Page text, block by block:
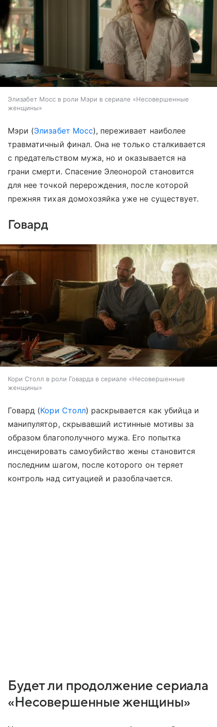
Элизабет Мосс в роли Мэри в сериале «Несовершенные
женщины»
Мэри (Элизабет Мосс), переживает наиболее
травматичный финал. Она не только сталкивается
с предательством мужа, но и оказывается на
грани смерти. Спасение Элеонорой становится
для нее точкой перерождения, после которой
прежняя тихая домохозяйка уже не существует.
Говард
Кори Столл в роли Говарда в сериале «Несовершенные
женщины»
Говард (Кори Столл) раскрывается как убийца и
манипулятор, скрывавший истинные мотивы за
образом благополучного мужа. Его попытка
инсценировать самоубийство жены становится
последним шагом, после которого он теряет
контроль над ситуацией и разоблачается.
Будет ли продолжение сериала
«Несовершенные женщины»